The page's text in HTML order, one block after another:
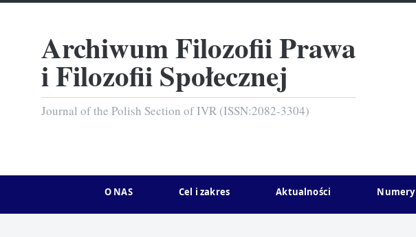
Archiwum Filozofii Prawa
i Filozofii Społecznej
Journal of the Polish Section of IVR (ISSN:2082-3304)
O NAS Cel i zakres Aktualności Numery